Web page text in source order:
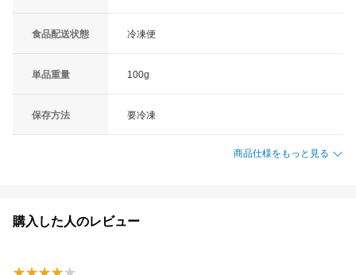
食品配送状態 冷凍便
単品重量 100g
保存方法 要冷凍
商品仕様をもっと見る
購入した人のレビュー